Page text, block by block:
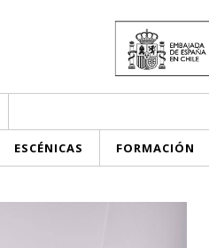
ESCÉNICAS FORMACIÓN